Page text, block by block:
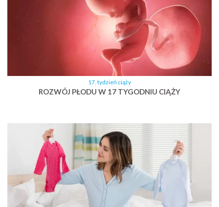
17. tydzień ciąży
ROZWÓJ PŁODU W 17 TYGODNIU CIĄŻY